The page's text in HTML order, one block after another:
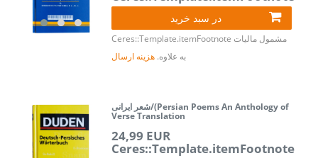
در سبد خرید
Ceres::Template.itemFootnote مشمول مالیات
به علاوه. هزینه ارسال
شعر ایرانی/(Persian Poems An Anthology of
Verse Translation
24,99 EUR
Ceres::Template.itemFootnote